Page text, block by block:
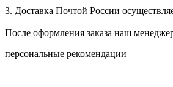
3. Доставка Почтой России
После оформления заказа наш
персональные рекомендации